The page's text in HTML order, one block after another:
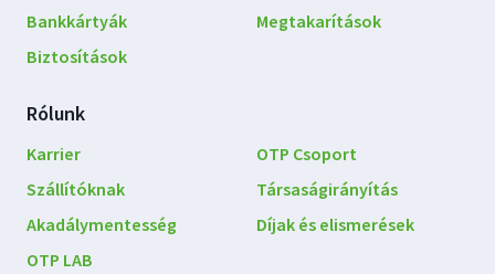
Bankkártyák
Megtakarítások
Biztosítások
Rólunk
Karrier
Szállítóknak
Akadálymentesség
OTP LAB
OTP Csoport
Társaságirányítás
Díjak és elismerések